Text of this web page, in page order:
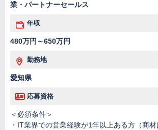
業・パートナーセールス
年収
480万円～650万円
勤務地
愛知県
応募資格
＜必須条件＞
・IT業界での営業経験が1年以上ある方（商材